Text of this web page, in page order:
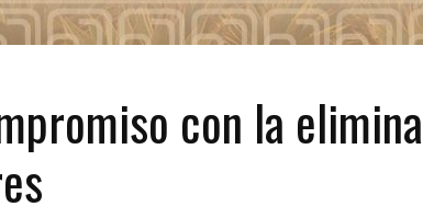
con la